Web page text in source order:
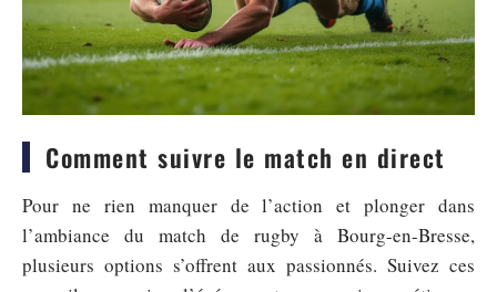
Comment suivre le match en direct
Pour ne rien manquer de l’action et plonger dans
l’ambiance du match de rugby à Bourg-en-Bresse,
plusieurs options s’offrent aux passionnés. Suivez ces